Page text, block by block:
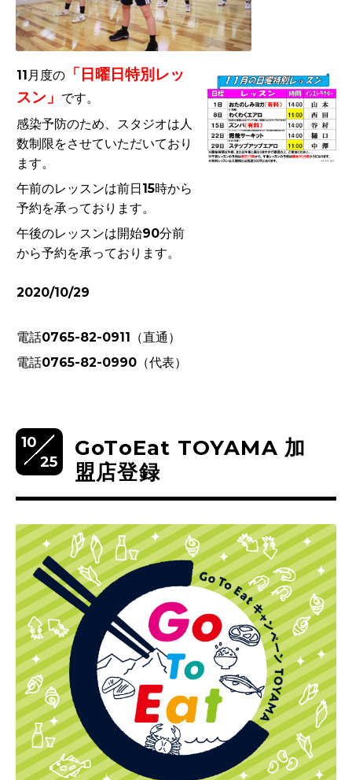
11月度の 「日曜日特別レッ
スン」 です。
感染予防のため、スタジオは人
数制限をさせていただいており
ます。
午前のレッスンは前日15時から
予約を承っております。
午後のレッスンは開始90分前
から予約を承っております。
2020/10/29
電話0765-82-0911（直通）
電話0765-82-0990（代表）
10
25
GoToEat TOYAMA 加
盟店登録